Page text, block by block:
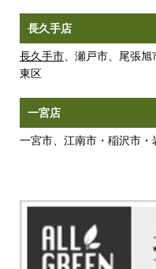
長久手店
長久手市、瀬戸市、尾張旭
東区
一宮店
一宮市、江南市・稲沢市・